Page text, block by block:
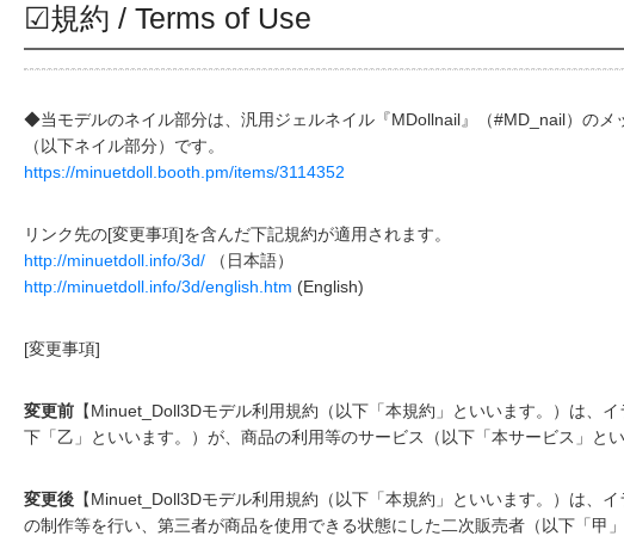
☑規約 / Terms of Use
◆当モデルのネイル部分は、汎用ジェルネイル『MDollnail』（#MD_nail）の
（以下ネイル部分）です。
https://minuetdoll.booth.pm/items/3114352
リンク先の[変更事項]を含んだ下記規約が適用されます。
http://minuetdoll.info/3d/ （日本語）
http://minuetdoll.info/3d/english.htm (English)
[変更事項]
変更前 【Minuet_Doll3Dモデル利用規約（以下「本規約」といいます。）は、
下「乙」といいます。）が、商品の利用等のサービス（以下「本サービス」と
変更後 【Minuet_Doll3Dモデル利用規約（以下「本規約」といいます。）は、
の制作等を行い、第三者が商品を使用できる状態にした二次販売者（以下「